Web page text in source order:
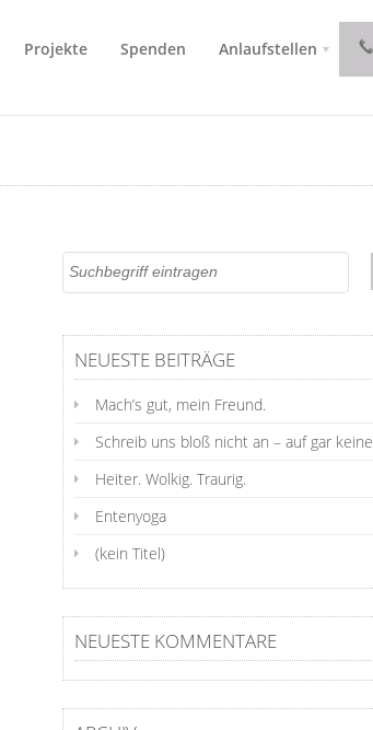
Projekte Spenden Anlaufstellen
NEUESTE BEITRÄGE
Mach’s gut, mein Freund.
Schreib uns bloß nicht an – auf gar
Heiter. Wolkig. Traurig.
Entenyoga
(kein Titel)
NEUESTE KOMMENTARE